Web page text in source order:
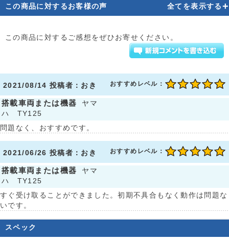
この商品に対するお客様の声 全てを表示する+
この商品に対するご感想をぜひお寄せください。
2021/08/14 投稿者：おき おすすめレベル：
搭載車両または機器
ヤマ
ハ TY125
問題なく、おすすめです。
2021/06/26 投稿者：おき おすすめレベル：
搭載車両または機器
ヤマ
ハ TY125
すぐ受け取ることができました。初期不具合もなく動作は問題な
いです。
スペック